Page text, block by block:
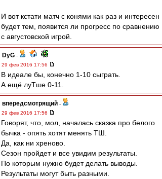
И вот кстати матч с конями как раз и интересен
будет тем, появится ли прогресс по сравнению
с августовской игрой.
DyG -
29 фев 2016 17:56
В идеале бы, конечно 1-10 сыграть.
А ещё луТше 0-11.
впередсмотрящий -
29 фев 2016 17:56
Говорят, что, мол, началась сказка про белого
бычка - опять хотят менять ТШ.
Да, как ни хреново.
Сезон пройдет и все увидим результаты.
По которым нужно будет делать выводы.
Результаты могут быть разными.